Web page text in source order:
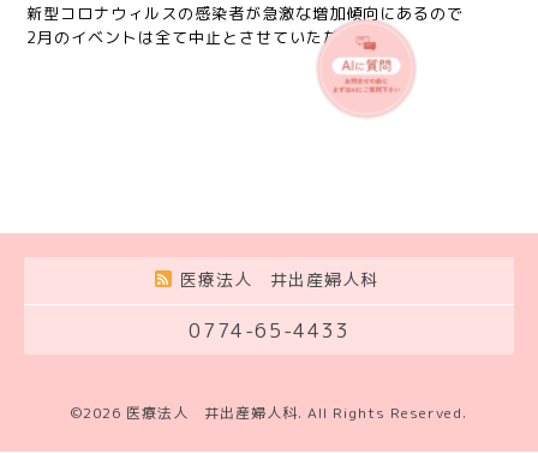
新型コロナウィルスの感染者が急激な増加傾向にあるので
2月のイベントは全て中止とさせていただきます。
医療法人 井出産婦人科
0774-65-4433
©2026 医療法人 井出産婦人科. All Rights Reserved.